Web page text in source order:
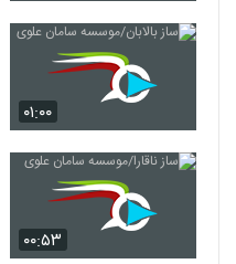
۰۱:۰۰
۰۰:۵۳